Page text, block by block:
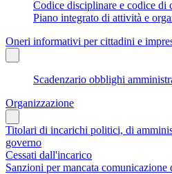
Codice disciplinare e codice di
Piano integrato di attività e
Oneri informativi per cittadini e
Scadenzario obblighi
Organizzazione
Titolari di incarichi politici, di
governo
Cessati dall'incarico
Sanzioni per mancata comunicazione